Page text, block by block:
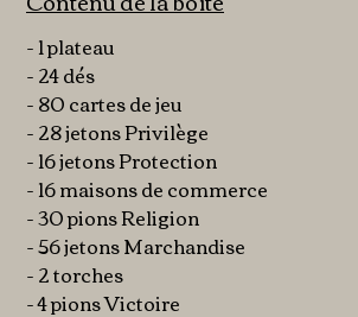
- 1 plateau
- 24 dés
- 80 cartes de jeu
- 28 jetons Privilège
- 16 jetons Protection
- 16 maisons de commerce
- 30 pions Religion
- 56 jetons Marchandise
- 2 torches
- 4 pions Victoire